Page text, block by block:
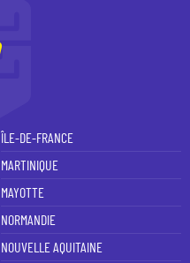
ÎLE-DE-FRANCE
MARTINIQUE
MAYOTTE
NORMANDIE
NOUVELLE AQUITAINE